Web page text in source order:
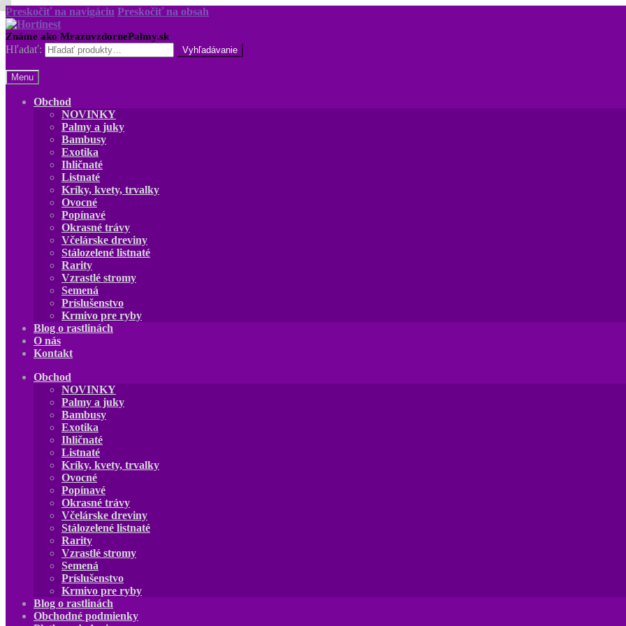
Preskočiť na navigáciu Preskočiť na obsah
Hľadať:
Menu
Obchod
NOVINKY
Palmy a juky
Bambusy
Exotika
Ihličnaté
Listnaté
Kríky, kvety, trvalky
Ovocné
Popínavé
Okrasné trávy
Včelárske dreviny
Stálozelené listnaté
Rarity
Vzrastlé stromy
Semená
Príslušenstvo
Krmivo pre ryby
Blog o rastlinách
O nás
Kontakt
Obchod
NOVINKY
Palmy a juky
Bambusy
Exotika
Ihličnaté
Listnaté
Kríky, kvety, trvalky
Ovocné
Popínavé
Okrasné trávy
Včelárske dreviny
Stálozelené listnaté
Rarity
Vzrastlé stromy
Semená
Príslušenstvo
Krmivo pre ryby
Blog o rastlinách
Obchodné podmienky